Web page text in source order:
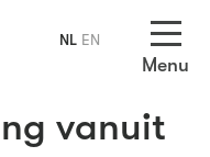
Menu
vanuit
NL EN